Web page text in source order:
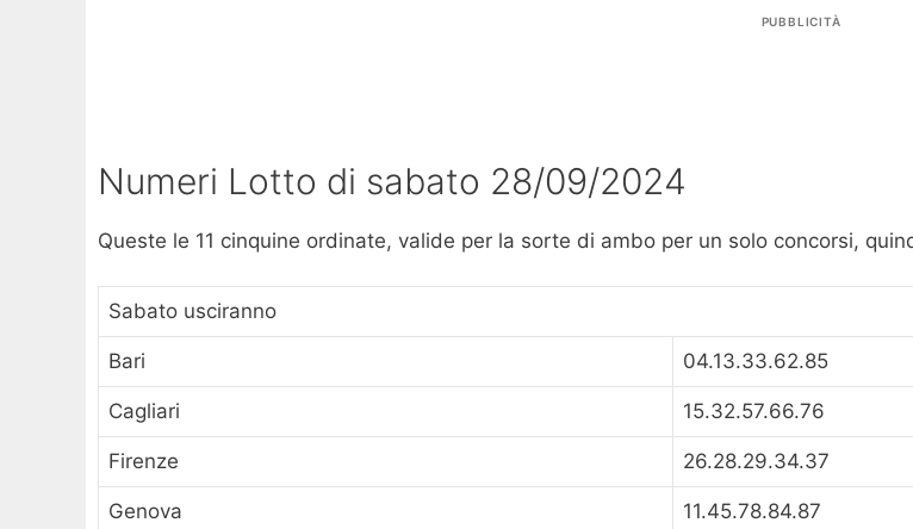
PUBBLICITÀ
Numeri Lotto di sabato 28/09/2024
Queste le 11 cinquine ordinate, valide per la sorte di ambo per un solo concorsi,
Sabato usciranno
Bari 04.13.33.62.85
Cagliari 15.32.57.66.76
Firenze 26.28.29.34.37
Genova 11.45.78.84.87